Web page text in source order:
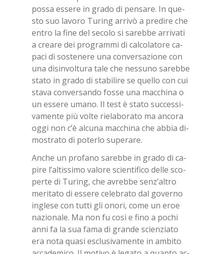
pos­sa es­se­re in gra­do di pen­sa­re. In que­
sto suo la­vo­ro Tu­ring ar­ri­vò a pre­di­re che
en­tro la fine del se­co­lo si sa­reb­be ar­ri­va­ti
a crea­re dei pro­gram­mi di cal­co­la­to­re ca­
pa­ci di so­ste­ne­re una con­ver­sa­zio­ne con
una di­sin­vol­tu­ra tale che nes­su­no sa­reb­be
sta­to in gra­do di sta­bi­li­re se quel­lo con cui
sta­va con­ver­san­do fos­se una mac­chi­na o
un es­se­re uma­no. Il test è sta­to suc­ces­si­
va­men­te più vol­te rie­la­bo­ra­to ma an­co­ra
oggi non c’è al­cu­na mac­chi­na che ab­bia di­
mo­stra­to di po­ter­lo su­pe­ra­re.
An­che un pro­fa­no sa­reb­be in gra­do di ca­
pi­re l’al­tis­si­mo va­lo­re scien­ti­fi­co del­le sco­
per­te di Tu­ring, che avreb­be sen­z’al­tro
me­ri­ta­to di es­se­re ce­le­bra­to dal go­ver­no
in­gle­se con tut­ti gli ono­ri, come un eroe
na­zio­na­le. Ma non fu così e fino a po­chi
anni fa la sua fama di gran­de scien­zia­to
era nota qua­si esclu­si­va­men­te in am­bi­to